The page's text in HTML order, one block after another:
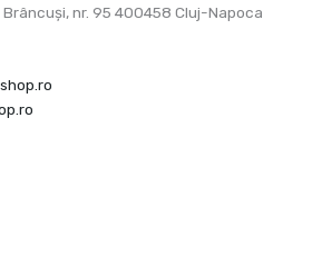
nr. 95 400458 Cluj-Napoca